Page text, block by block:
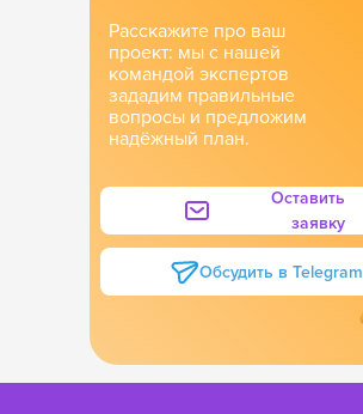
Расскажите про ваш
проект: мы с нашей
командой экспертов
зададим правильные
вопросы и предложим
надёжный план.
Обсудить в Telegram
Оставить
заявку